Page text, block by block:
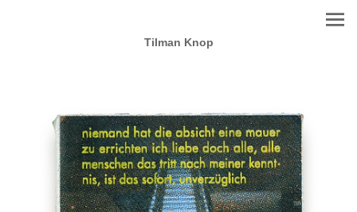
Tilman Knop